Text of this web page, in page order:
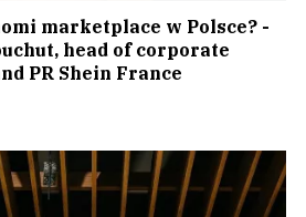
marketplace w Polsce? -
head of corporate
PR Shein France